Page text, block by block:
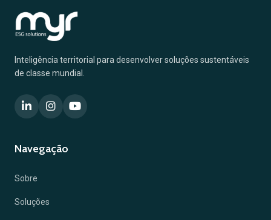
Inteligência territorial para desenvolver soluções sustentáveis
de classe mundial.
Navegação
Sobre
Soluções